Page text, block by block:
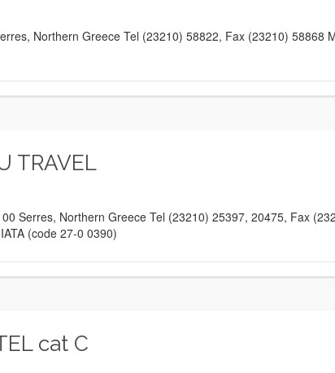
Northern Greece Tel (23210) 58822, Fax (23210) 58868
TRAVEL
Serres, Northern Greece Tel (23210) 25397, 20475, Fax
(code 27-0 0390)
cat C